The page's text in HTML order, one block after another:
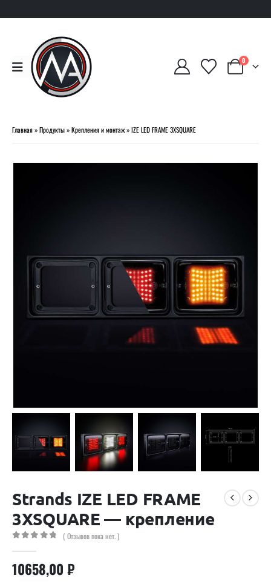
0
Главная»Продукты»Крепления и монтаж»IZE LED FRAME 3XSQUARE
Strands IZE LED FRAME
3XSQUARE — крепление
( Отзывов пока нет. )
10658,00 ₽